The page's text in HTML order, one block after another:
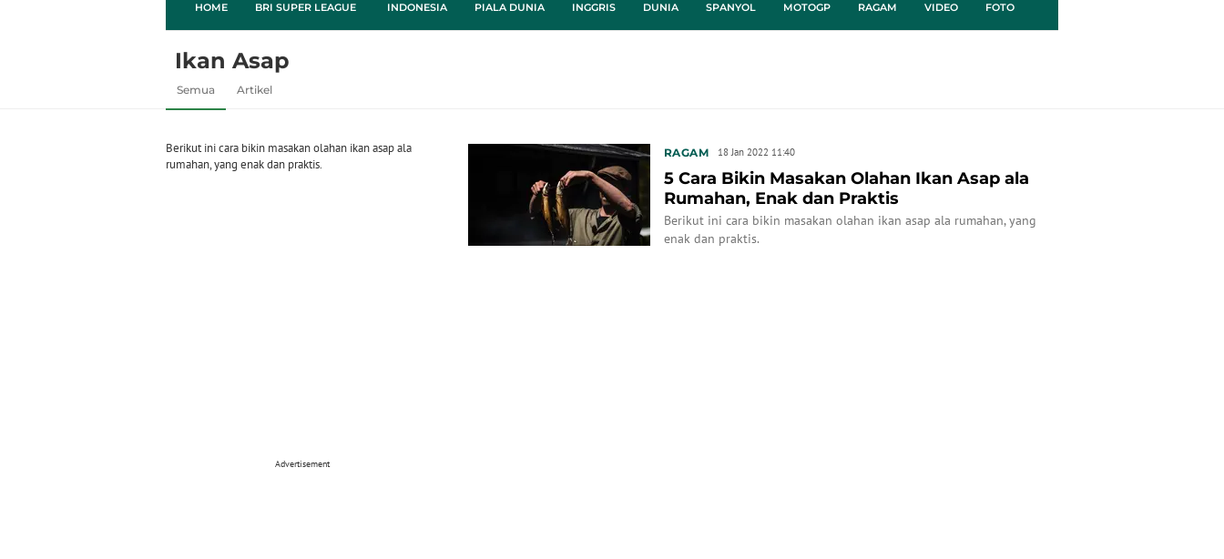
HOME BRI SUPER LEAGUE INDONESIA PIALA DUNIA INGGRIS DUNIA SPANYOL MOTOGP RAGAM VIDEO FOTO
Ikan Asap
Semua Artikel
Berikut ini cara bikin masakan olahan ikan asap ala
rumahan, yang enak dan praktis.
Advertisement
RAGAM 18 Jan 2022 11:40
5 Cara Bikin Masakan Olahan Ikan Asap ala
Rumahan, Enak dan Praktis
Berikut ini cara bikin masakan olahan ikan asap ala rumahan, yang
enak dan praktis.